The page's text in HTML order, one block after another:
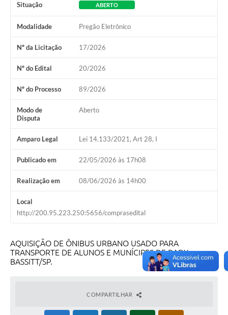
Situação ABERTO
Modalidade Pregão Eletrônico
Nº da Licitação 17/2026
Nº do Edital 20/2026
Nº do Processo 89/2026
Modo de
Disputa
Aberto
Amparo Legal Lei 14.133/2021, Art 28, I
Publicado em 22/05/2026 às 17h08
Realização em 08/06/2026 às 14h00
Local
http://200.95.223.250:5656/comprasedital
AQUISIÇÃO DE ÔNIBUS URBANO USADO PARA
TRANSPORTE DE ALUNOS E MUNÍCIPES DE BADY
BASSITT/SP.
COMPARTILHAR